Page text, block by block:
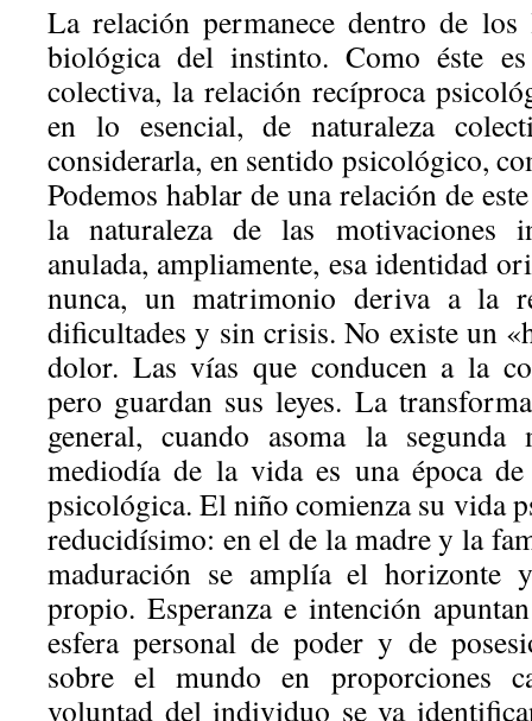
La relación permanece dentro de
biológica del instinto. Como éste
colectiva, la relación recíproca
en lo esencial, de naturaleza
considerarla, en sentido psicológico,
Podemos hablar de una relación de
la naturaleza de las motivaciones
anulada, ampliamente, esa identidad
nunca, un matrimonio deriva a la
dificultades y sin crisis. No existe un
dolor. Las vías que conducen a la
pero guardan sus leyes. La
general, cuando asoma la
mediodía de la vida es una época
psicológica. El niño comienza su vida
reducidísimo: en el de la madre y la
maduración se amplía el horizonte
propio. Esperanza e intención
esfera personal de poder y de
sobre el mundo en proporciones
voluntad del individuo se va